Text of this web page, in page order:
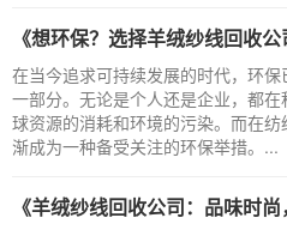
《想环保？选择羊绒纱线回收公司，为地球贡献
在当今追求可持续发展的时代，环
一部分。无论是个人还是企业，都
球资源的消耗和环境的污染。而在
渐成为一种备受关注的环保举措。...
《羊绒纱线回收公司：品味时尚，